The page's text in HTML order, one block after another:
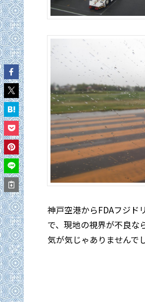
神戸空港からFDAフジド
で、現地の視界が不良な
気が気じゃありませんで